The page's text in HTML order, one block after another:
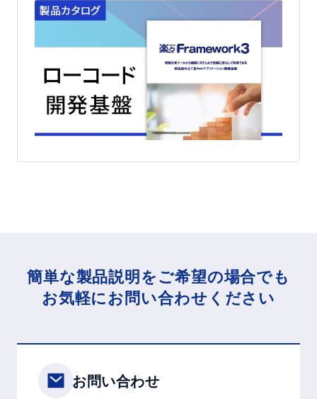
簡単な製品説明をご希望の場合でも
お気軽にお問い合わせください
お問い合わせ